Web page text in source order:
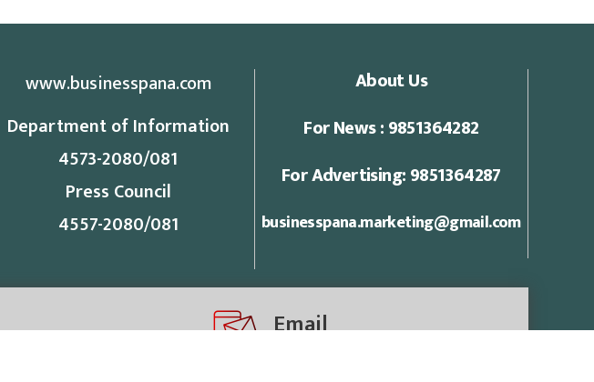
www.businesspana.com
Department of Information
4573-2080/081
Press Council
4557-2080/081
About Us
For News : 9851364282
For Advertising: 9851364287
businesspana.marketing@gmail.com
Email